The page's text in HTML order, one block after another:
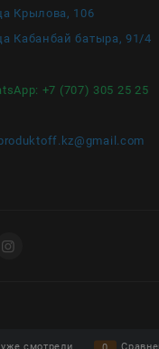
Крылова, 106
Кабанбай батыра, 91/4
+7 (707) 305 25 25